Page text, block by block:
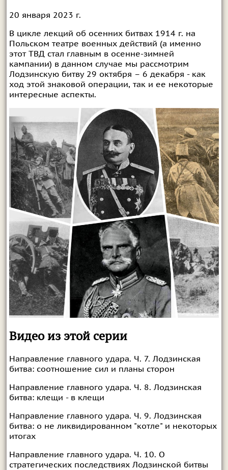
20 января 2023 г.
В цикле лекций об осенних битвах 1914 г. на
Польском театре военных действий (а именно
этот ТВД стал главным в осенне-зимней
кампании) в данном случае мы рассмотрим
Лодзинскую битву 29 октября – 6 декабря - как
ход этой знаковой операции, так и ее некоторые
интересные аспекты.
Видео из этой серии
Направление главного удара. Ч. 7. Лодзинская
битва: соотношение сил и планы сторон
Направление главного удара. Ч. 8. Лодзинская
битва: клещи - в клещи
Направление главного удара. Ч. 9. Лодзинская
битва: о не ликвидированном "котле" и некоторых
итогах
Направление главного удара. Ч. 10. О
стратегических последствиях Лодзинской битвы